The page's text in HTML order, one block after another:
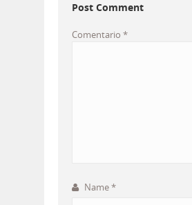
Post Comment
Comentario *
Name*